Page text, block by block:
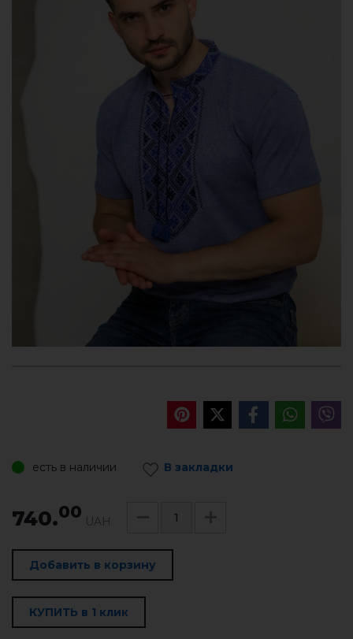
есть в наличии В закладки
740.00 UAH
Добавить в корзину
КУПИТЬ в 1 клик